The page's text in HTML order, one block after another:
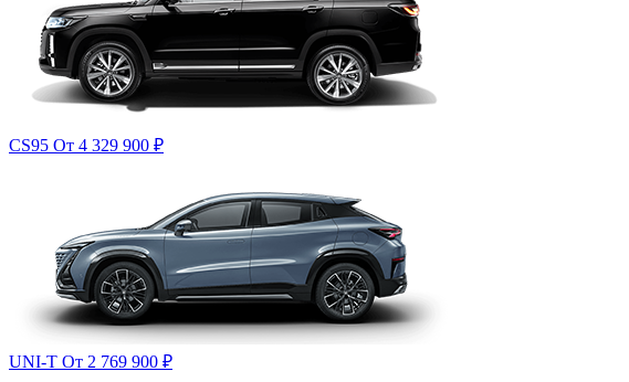
CS95 От 4 329 900 ₽
UNI-T От 2 769 900 ₽